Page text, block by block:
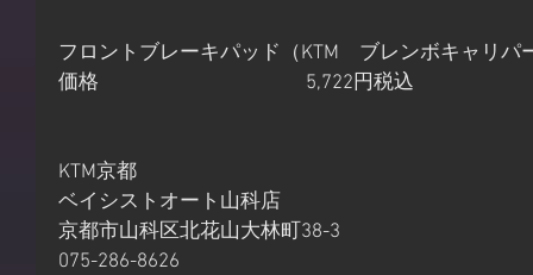
フロントブレーキパッド（KTM　ブレンボキャリパ
価格　　　　　　　　　　 5,722円税込
KTM京都
ベイシストオート山科店
京都市山科区北花山大林町38-3
075-286-8626